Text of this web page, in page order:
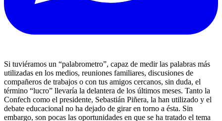
Si tuviéramos un “palabrometro”, capaz de medir las palabras más
utilizadas en los medios, reuniones familiares, discusiones de
compañeros de trabajos o con tus amigos cercanos, sin duda, el
término “lucro” llevaría la delantera de los últimos meses. Tanto la
Confech como el presidente, Sebastián Piñera, la han utilizado y el
debate educacional no ha dejado de girar en torno a ésta. Sin
embargo, son pocas las oportunidades en que se ha tratado el tema